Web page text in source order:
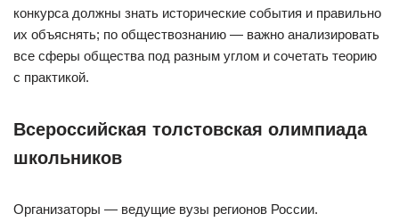
конкурса должны знать исторические события и правильно
их объяснять; по обществознанию — важно анализировать
все сферы общества под разным углом и сочетать теорию
с практикой.
Всероссийская толстовская олимпиада
школьников
Организаторы — ведущие вузы регионов России.